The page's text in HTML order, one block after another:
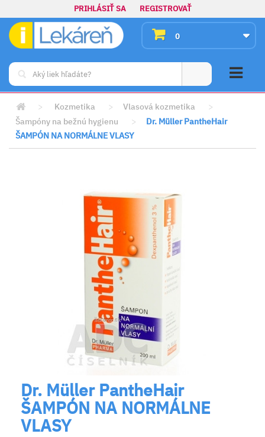
PRIHLÁSIŤ SA REGISTROVAŤ
0
> Kozmetika > Vlasová kozmetika
>
Šampóny na bežnú hygienu
>
Dr. Müller PantheHair
ŠAMPÓN NA NORMÁLNE VLASY
Dr. Müller PantheHair
ŠAMPÓN NA NORMÁLNE
VLASY